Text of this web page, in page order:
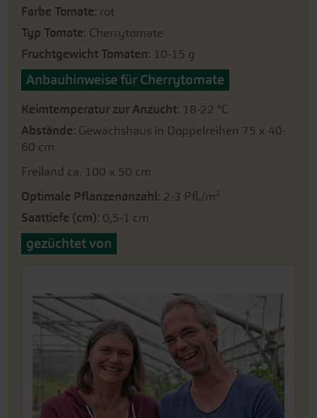
Farbe Tomate: rot
Typ Tomate: Cherrytomate
Fruchtgewicht Tomaten: 10-15 g
Anbauhinweise für Cherrytomate
Keimtemperatur zur Anzucht: 18-22 °C
Abstände: Gewächshaus in Doppelreihen 75 x 40-
60 cm
Freiland ca. 100 x 50 cm
Optimale Pflanzenanzahl: 2-3 Pfl./m²
Saattiefe (cm): 0,5-1 cm
gezüchtet von